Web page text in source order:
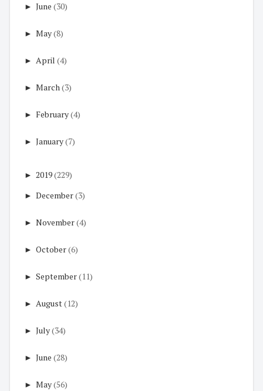
► June (30)
► May(8)
► April (4)
► March(3)
► February(4)
► January(7)
► 2019(229)
► December(3)
► November(4)
► October(6)
► September(11)
► August(12)
► July(34)
► June (28)
► May(56)